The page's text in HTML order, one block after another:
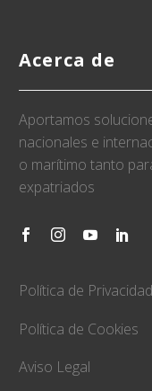
Acerca de
Aportamos
nacionales e
o marítimo tanto
expatriados
Política de Privacidad
Política de Cookies
Aviso Legal